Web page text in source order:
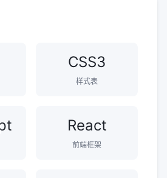
CSS3
样式表
React
前端框架